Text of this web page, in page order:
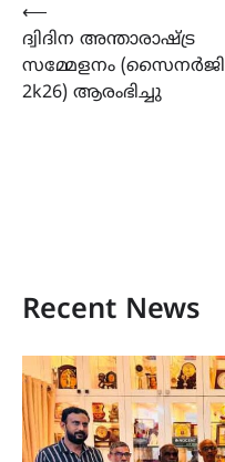
Post
navigation
⟵
ദ്വിദിന അന്താരാഷ്ട്ര
സമ്മേളനം (സൈനർജി
2k26) ആരംഭിച്ചു
Recent News